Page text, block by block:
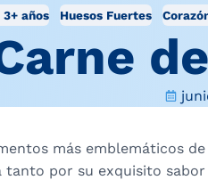
3+ años Huesos Fuertes
más emblemáticos
tanto por su exquisito